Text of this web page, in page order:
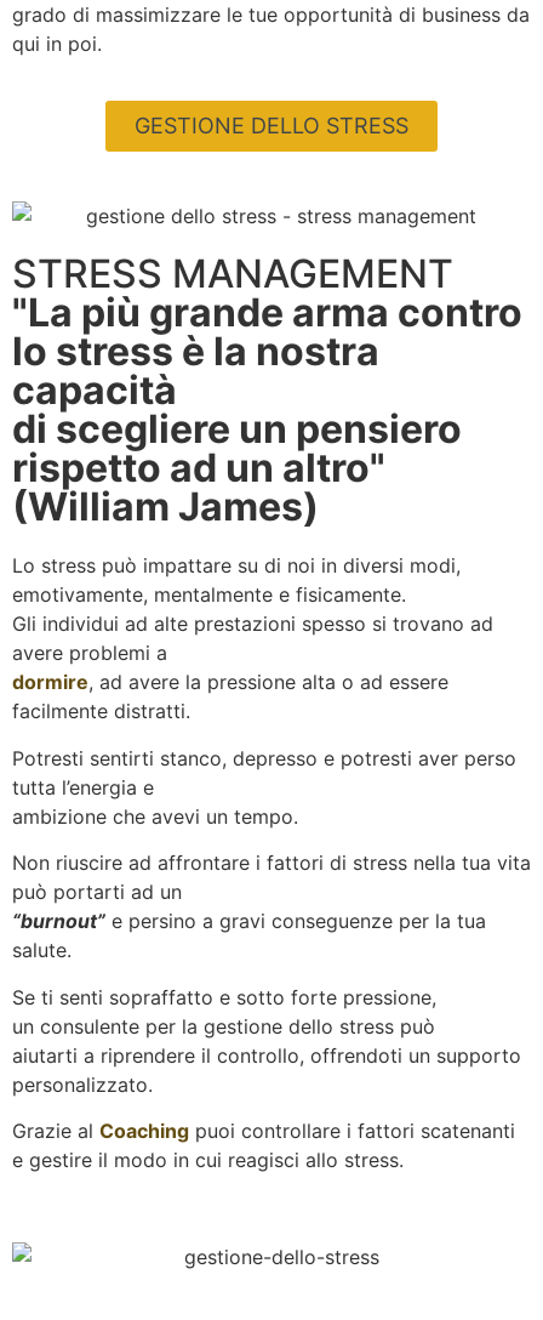
grado di massimizzare le tue opportunità di business da
qui in poi.
GESTIONE DELLO STRESS
STRESS MANAGEMENT
"La più grande arma contro
lo stress è la nostra
capacità
di scegliere un pensiero
rispetto ad un altro"
(William James)
Lo stress può impattare su di noi in diversi modi,
emotivamente, mentalmente e fisicamente.
Gli individui ad alte prestazioni spesso si trovano ad
avere problemi a
dormire, ad avere la pressione alta o ad essere
facilmente distratti.
Potresti sentirti stanco, depresso e potresti aver perso
tutta l’energia e
ambizione che avevi un tempo.
Non riuscire ad affrontare i fattori di stress nella tua vita
può portarti ad un
“burnout” e persino a gravi conseguenze per la tua
salute.
Se ti senti sopraffatto e sotto forte pressione,
un consulente per la gestione dello stress può
aiutarti a riprendere il controllo, offrendoti un supporto
personalizzato.
Grazie al Coaching puoi controllare i fattori scatenanti
e gestire il modo in cui reagisci allo stress.